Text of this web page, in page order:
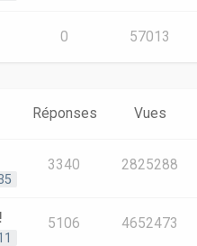
0 57013
Réponses Vues
3340 2825288
5106 4652473